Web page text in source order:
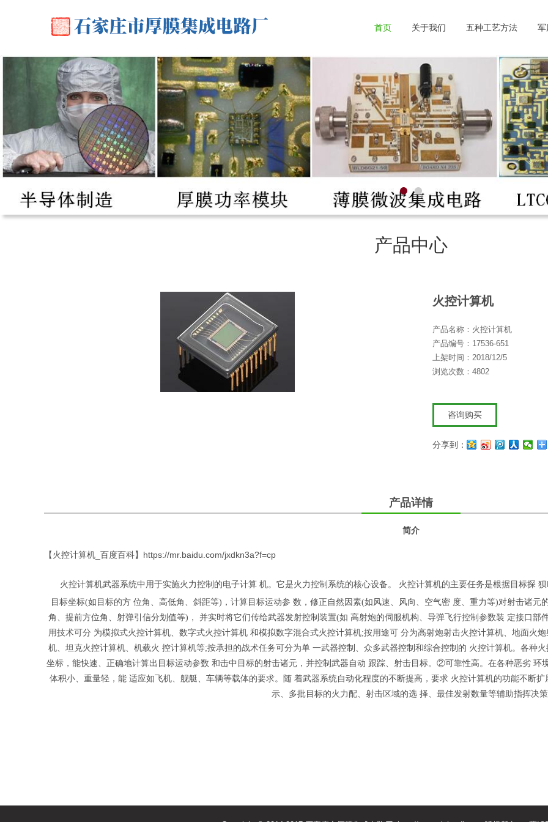
首页 关于我们 五种工艺方法 军
产品中心
火控计算机
产品名称：火控计算机
产品编号：17536-651
上架时间：2018/12/5
浏览次数：4802
咨询购买
分享到：
产品详情
简介
【火控计算机_百度百科】 https://mr.baidu.com/jxdkn3a?f=cp
火控计算机武器系统中用于实施火力控制的电子计算 机。它是火力控制系统的核心设备。 火控计算机的主要任务是根据目标探
目标坐标(如目标的方 位角、高低角、斜距等) ，计算目标运动参 数，修正自然因素(如风速、风向、空气密 度、重力等)对射击诸元
角、提前方位角、射弹引信分划值等) ， 并实时将它们传给武器发射控制装置(如 高射炮的伺服机构、导弹飞行控制参数装 定接口部
用技术可分 为模拟式火控计算机、数字式火控计算机 和模拟数字混合式火控计算机;按用途可 分为高射炮射击火控计算机、地面火炮
机、坦克火控计算机、机载火 控计算机等;按承担的战术任务可分为单 一武器控制、众多武器控制和综合控制的 火控计算机。各种
坐标，能快速、正确地计算出目标运动参数 和击中目标的射击诸元，并控制武器自动 跟踪、射击目标。 ②可靠性高。在各种恶劣 环
体积小、重量轻，能 适应如飞机、舰艇、车辆等载体的要求。随 着武器系统自动化程度的不断提高，要求 火控计算机的功能不断扩
示、多批目标的火力配、射击区域的选 择、最佳发射数量等辅助指挥决